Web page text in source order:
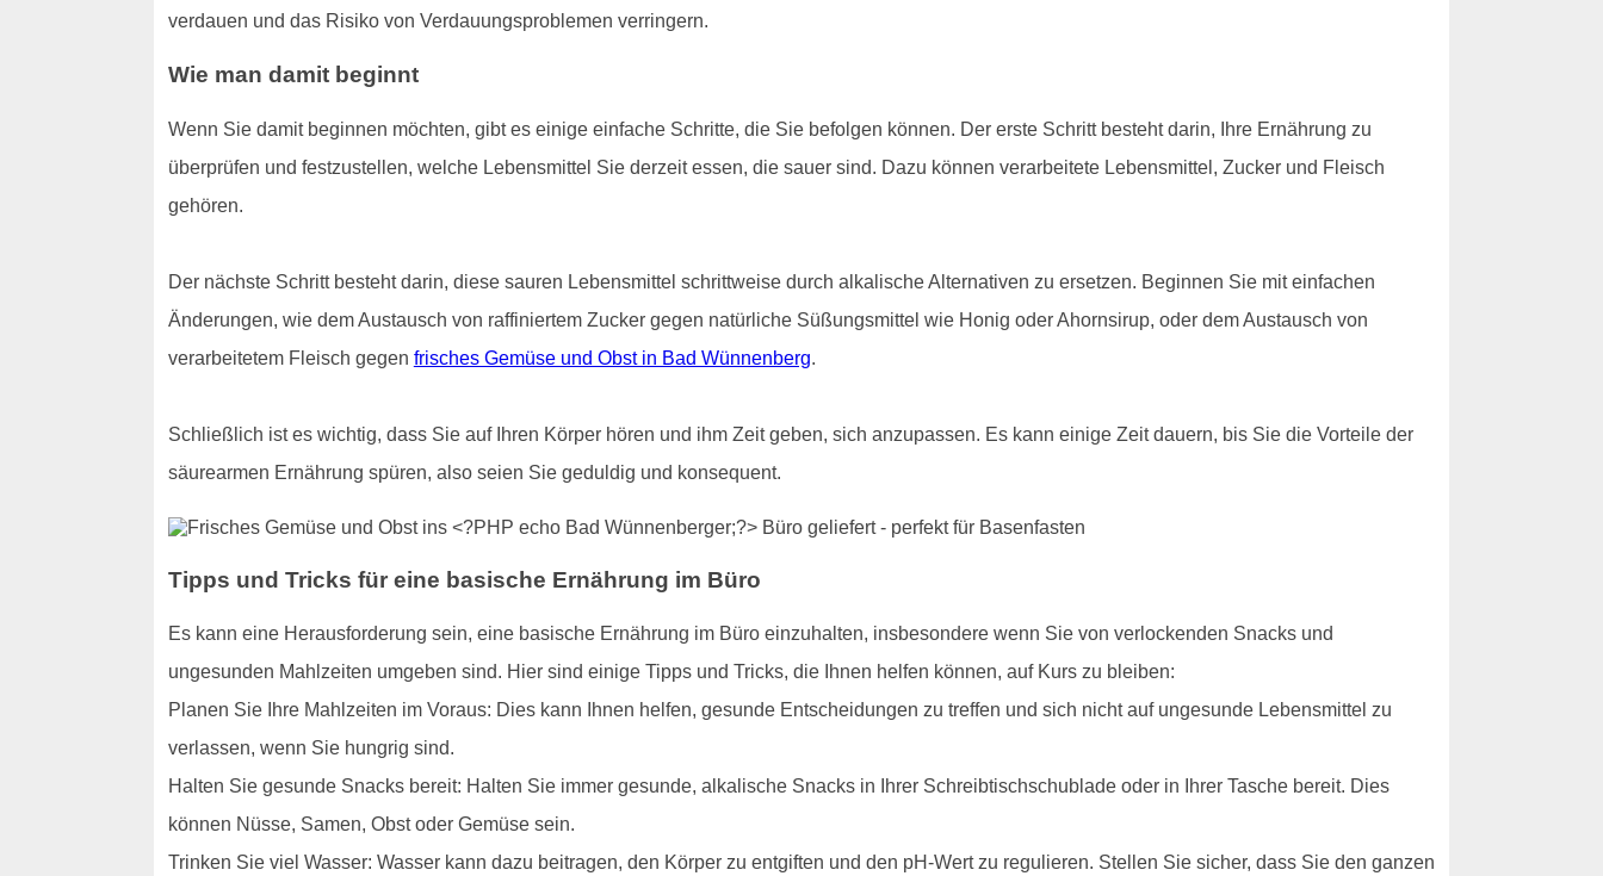
verdauen und das Risiko von Verdauungsproblemen verringern.
Wie man damit beginnt
Wenn Sie damit beginnen möchten, gibt es einige einfache Schritte, die Sie befolgen können. Der erste Schritt besteht darin, Ihre Ernährung zu
überprüfen und festzustellen, welche Lebensmittel Sie derzeit essen, die sauer sind. Dazu können verarbeitete Lebensmittel, Zucker und Fleisch
gehören.
Der nächste Schritt besteht darin, diese sauren Lebensmittel schrittweise durch alkalische Alternativen zu ersetzen. Beginnen Sie mit einfachen
Änderungen, wie dem Austausch von raffiniertem Zucker gegen natürliche Süßungsmittel wie Honig oder Ahornsirup, oder dem Austausch von
verarbeitetem Fleisch gegen frisches Gemüse und Obst in Bad Wünnenberg.
Schließlich ist es wichtig, dass Sie auf Ihren Körper hören und ihm Zeit geben, sich anzupassen. Es kann einige Zeit dauern, bis Sie die Vorteile der
säurearmen Ernährung spüren, also seien Sie geduldig und konsequent.
Tipps und Tricks für eine basische Ernährung im Büro
Es kann eine Herausforderung sein, eine basische Ernährung im Büro einzuhalten, insbesondere wenn Sie von verlockenden Snacks und
ungesunden Mahlzeiten umgeben sind. Hier sind einige Tipps und Tricks, die Ihnen helfen können, auf Kurs zu bleiben:
Planen Sie Ihre Mahlzeiten im Voraus: Dies kann Ihnen helfen, gesunde Entscheidungen zu treffen und sich nicht auf ungesunde Lebensmittel zu
verlassen, wenn Sie hungrig sind.
Halten Sie gesunde Snacks bereit: Halten Sie immer gesunde, alkalische Snacks in Ihrer Schreibtischschublade oder in Ihrer Tasche bereit. Dies
können Nüsse, Samen, Obst oder Gemüse sein.
Trinken Sie viel Wasser: Wasser kann dazu beitragen, den Körper zu entgiften und den pH-Wert zu regulieren. Stellen Sie sicher, dass Sie den ganzen